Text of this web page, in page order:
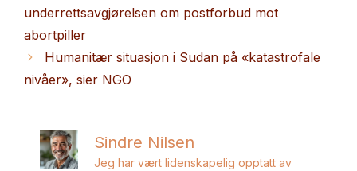
underrettsavgjørelsen om postforbud mot
abortpiller
Humanitær situasjon i Sudan på «katastrofale
nivåer», sier NGO
Sindre Nilsen
Jeg har vært lidenskapelig opptatt av